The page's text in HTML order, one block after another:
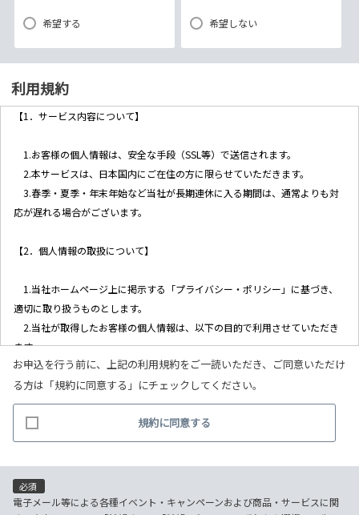
希望する 希望しない
利用規約
【1．サービス内容について】
1.お客様の個人情報は、安全な手段（SSL等）で送信されます。
2.本サービスは、日本国内にご在住の方に限らせていただきます。
3.春季・夏季・年末年始など当社が長期連休に入る期間は、通常よりも対
応が遅れる場合がございます。
【2．個人情報の取扱について】
1.当社ホームページ上に掲示する「プライバシー・ポリシー」に基づき、
適切に取り扱うものとします。
2.当社が取得したお客様の個人情報は、以下の目的で利用させていただき
ます。
(1)お客様リクエストに対応するにあたって問題が発生した場合の確認・
連絡
(2)お客様から照会があった場合のリクエスト情報の確認
(3)お客様に不利益を与えないために行う、お客様に対する迅速なご連絡
（電子メール、電話、郵送によるご連絡）
(5)商品の企画・開発あるいはお客様満足向上策などの検討のためのお客
様アンケート調査の実施
お申込を行う前に、上記の利用規約をご一読いただき、ご同意いただけ
る方は「規約に同意する」にチェックしてください。
規約に同意する
必須
電子メール等による各種イベント・キャンペーンおよび商品・サービスに関